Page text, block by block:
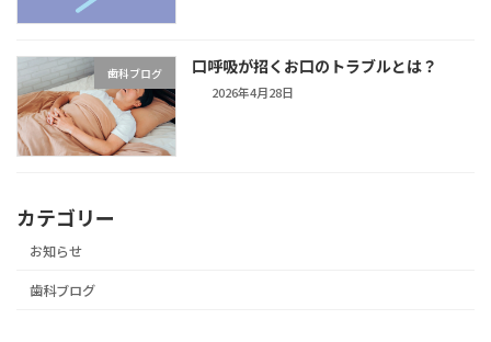
歯科ブログ 口呼吸が招くお口のトラブルとは？
2026年4月28日
カテゴリー
お知らせ
歯科ブログ